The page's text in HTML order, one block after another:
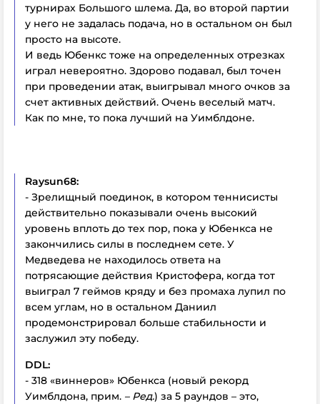
турнирах Большого шлема. Да, во второй партии
у него не задалась подача, но в остальном он был
просто на высоте.
И ведь Юбенкс тоже на определенных отрезках
играл невероятно. Здорово подавал, был точен
при проведении атак, выигрывал много очков за
счет активных действий. Очень веселый матч.
Как по мне, то пока лучший на Уимблдоне.
Raysun68:
- Зрелищный поединок, в котором теннисисты
действительно показывали очень высокий
уровень вплоть до тех пор, пока у Юбенкса не
закончились силы в последнем сете. У
Медведева не находилось ответа на
потрясающие действия Кристофера, когда тот
выиграл 7 геймов кряду и без промаха лупил по
всем углам, но в остальном Даниил
продемонстрировал больше стабильности и
заслужил эту победу.
DDL:
- 318 «виннеров» Юбенкса (новый рекорд
Уимблдона, прим. – Ред.) за 5 раундов – это,